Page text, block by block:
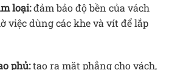
loại:đảm bảo độ bền của vách
việc dùng các khe và vít để lắp
phủ:tạo ra mặt phẳng cho vách,